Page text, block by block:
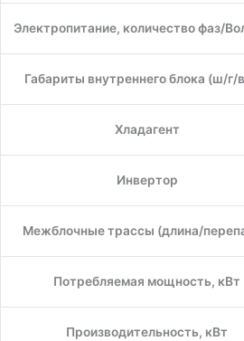
Электропитание, количество фаз/
Габариты внутреннего блока (ш/г/
Хладагент
Инвертор
Межблочные трассы (длина/
Потребляемая мощность, кВт
Производительность, кВт